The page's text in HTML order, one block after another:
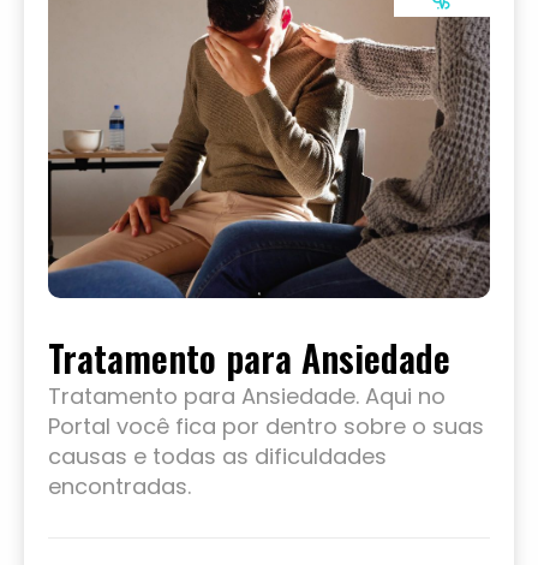
Tratamento para Ansiedade
Tratamento para Ansiedade. Aqui no
Portal você fica por dentro sobre o suas
causas e todas as dificuldades
encontradas.